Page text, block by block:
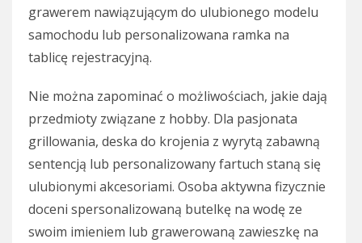
grawerem nawiązującym do ulubionego modelu
samochodu lub personalizowana ramka na
tablicę rejestracyjną.
Nie można zapominać o możliwościach, jakie dają
przedmioty związane z hobby. Dla pasjonata
grillowania, deska do krojenia z wyrytą zabawną
sentencją lub personalizowany fartuch staną się
ulubionymi akcesoriami. Osoba aktywna fizycznie
doceni spersonalizowaną butelkę na wodę ze
swoim imieniem lub grawerowaną zawieszkę na